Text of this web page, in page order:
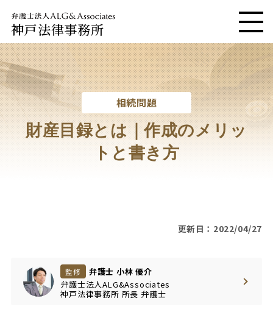
神戸法律事務所
相続問題
財産目録とは｜作成のメリッ
トと書き方
更新日：2022/04/27
監修
弁護士 小林 優介
弁護士法人ALG&Associates
神戸法律事務所 所長 弁護士